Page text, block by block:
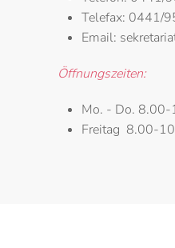
Telefax: 0441/
Email:
Öffnungszeiten:
Mo. - Do. 8.00-
Freitag 8.00-